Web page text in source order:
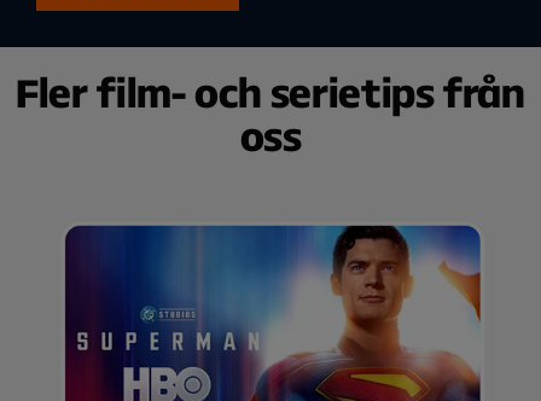
Fler film- och serietips från
oss